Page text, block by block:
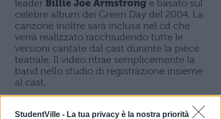
StudentVille - La tua privacy è la nostra priorità
leader Billie Joe Armstrong e basato sul
celebre album dei Green Day del 2004. La
canzone inoltre sarà inclusa nel cd che
verrà realizzato racchiudendo tutte le
versioni cantate dal cast durante la pièce
teatrale. Il video ritrae semplicemente la
band nello studio di registrazione insieme
al cast.